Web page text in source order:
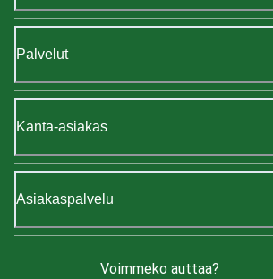
Palvelut
Kanta-asiakas
Asiakaspalvelu
Voimmeko auttaa?